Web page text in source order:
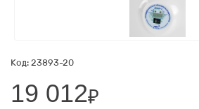
Код: 23893-20
19 012₽